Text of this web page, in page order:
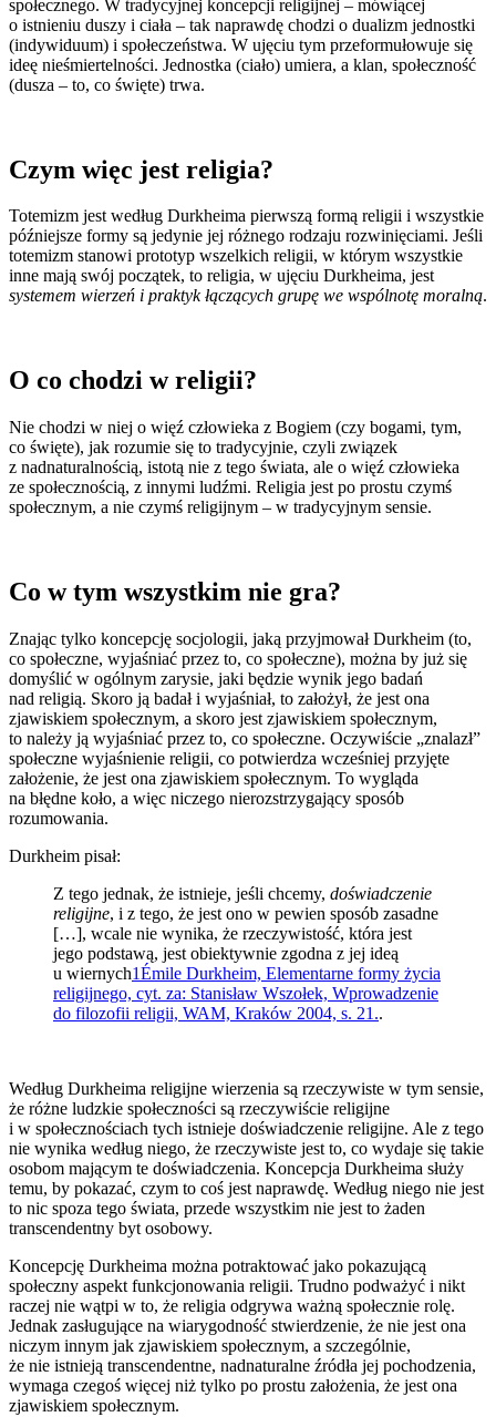
społecznego. W tradycyjnej koncepcji religijnej ‒ mówiącej
o istnieniu duszy i ciała ‒ tak naprawdę chodzi o dualizm jednostki
(indywiduum) i społeczeństwa. W ujęciu tym przeformułowuje się
ideę nieśmiertelności. Jednostka (ciało) umiera, a klan, społeczność
(dusza ‒ to, co święte) trwa.
Czym więc jest religia?
Totemizm jest według Durkheima pierwszą formą religii i wszystkie
późniejsze formy są jedynie jej różnego rodzaju rozwinięciami. Jeśli
totemizm stanowi prototyp wszelkich religii, w którym wszystkie
inne mają swój początek, to religia, w ujęciu Durkheima, jest
systemem wierzeń i praktyk łączących grupę we wspólnotę moralną.
O co chodzi w religii?
Nie chodzi w niej o więź człowieka z Bogiem (czy bogami, tym,
co święte), jak rozumie się to tradycyjnie, czyli związek
z nadnaturalnością, istotą nie z tego świata, ale o więź człowieka
ze społecznością, z innymi ludźmi. Religia jest po prostu czymś
społecznym, a nie czymś religijnym – w tradycyjnym sensie.
Co w tym wszystkim nie gra?
Znając tylko koncepcję socjologii, jaką przyjmował Durkheim (to,
co społeczne, wyjaśniać przez to, co społeczne), można by już się
domyślić w ogólnym zarysie, jaki będzie wynik jego badań
nad religią. Skoro ją badał i wyjaśniał, to założył, że jest ona
zjawiskiem społecznym, a skoro jest zjawiskiem społecznym,
to należy ją wyjaśniać przez to, co społeczne. Oczywiście „znalazł”
społeczne wyjaśnienie religii, co potwierdza wcześniej przyjęte
założenie, że jest ona zjawiskiem społecznym. To wygląda
na błędne koło, a więc niczego nierozstrzygający sposób
rozumowania.
Durkheim pisał:
Z tego jednak, że istnieje, jeśli chcemy, doświadczenie
religijne, i z tego, że jest ono w pewien sposób zasadne
[…], wcale nie wynika, że rzeczywistość, która jest
jego podstawą, jest obiektywnie zgodna z jej ideą
u wiernych1Émile Durkheim, Elementarne formy życia
religijnego, cyt. za: Stanisław Wszołek, Wprowadzenie
do filozofii religii, WAM, Kraków 2004, s. 21..
Według Durkheima religijne wierzenia są rzeczywiste w tym sensie,
że różne ludzkie społeczności są rzeczywiście religijne
i w społecznościach tych istnieje doświadczenie religijne. Ale z tego
nie wynika według niego, że rzeczywiste jest to, co wydaje się takie
osobom mającym te doświadczenia. Koncepcja Durkheima służy
temu, by pokazać, czym to coś jest naprawdę. Według niego nie jest
to nic spoza tego świata, przede wszystkim nie jest to żaden
transcendentny byt osobowy.
Koncepcję Durkheima można potraktować jako pokazującą
społeczny aspekt funkcjonowania religii. Trudno podważyć i nikt
raczej nie wątpi w to, że religia odgrywa ważną społecznie rolę.
Jednak zasługujące na wiarygodność stwierdzenie, że nie jest ona
niczym innym jak zjawiskiem społecznym, a szczególnie,
że nie istnieją transcendentne, nadnaturalne źródła jej pochodzenia,
wymaga czegoś więcej niż tylko po prostu założenia, że jest ona
zjawiskiem społecznym.